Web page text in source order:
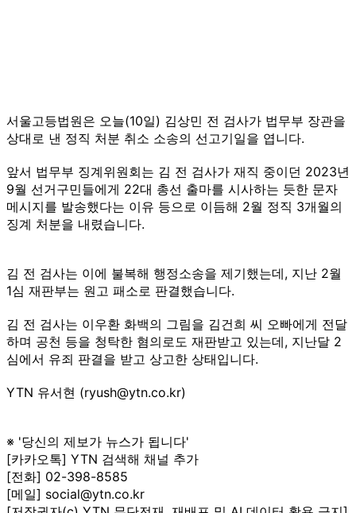
서울고등법원은 오늘(10일) 김상민 전 검사가 법무부 장관을
상대로 낸 정직 처분 취소 소송의 선고기일을 엽니다.
앞서 법무부 징계위원회는 김 전 검사가 재직 중이던 2023년
9월 선거구민들에게 22대 총선 출마를 시사하는 듯한 문자
메시지를 발송했다는 이유 등으로 이듬해 2월 정직 3개월의
징계 처분을 내렸습니다.
김 전 검사는 이에 불복해 행정소송을 제기했는데, 지난 2월
1심 재판부는 원고 패소로 판결했습니다.
김 전 검사는 이우환 화백의 그림을 김건희 씨 오빠에게 전달
하며 공천 등을 청탁한 혐의로도 재판받고 있는데, 지난달 2
심에서 유죄 판결을 받고 상고한 상태입니다.
YTN 유서현 (ryush@ytn.co.kr)
※ '당신의 제보가 뉴스가 됩니다'
[카카오톡] YTN 검색해 채널 추가
[전화] 02-398-8585
[메일] social@ytn.co.kr